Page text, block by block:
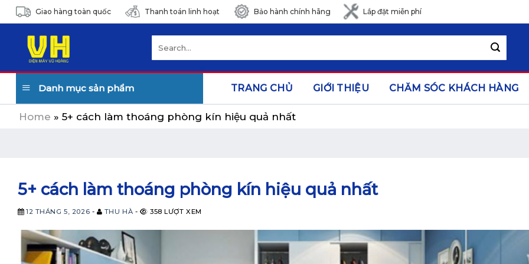
Skip
to
content
Giao hàng toàn quốc Thanh toán linh hoạt Bảo hành chính hãng Lắp đặt miễn phí
for:
Danh mục sản phẩm TRANG CHỦ GIỚI THIỆU CHĂM SÓC KHÁCH HÀNG
Home » 5+ cách làm thoáng phòng kín hiệu quả nhất
5+ cách làm thoáng phòng kín hiệu quả nhất
12 THÁNG 5, 2026 - THU HÀ - 358 LƯỢT XEM